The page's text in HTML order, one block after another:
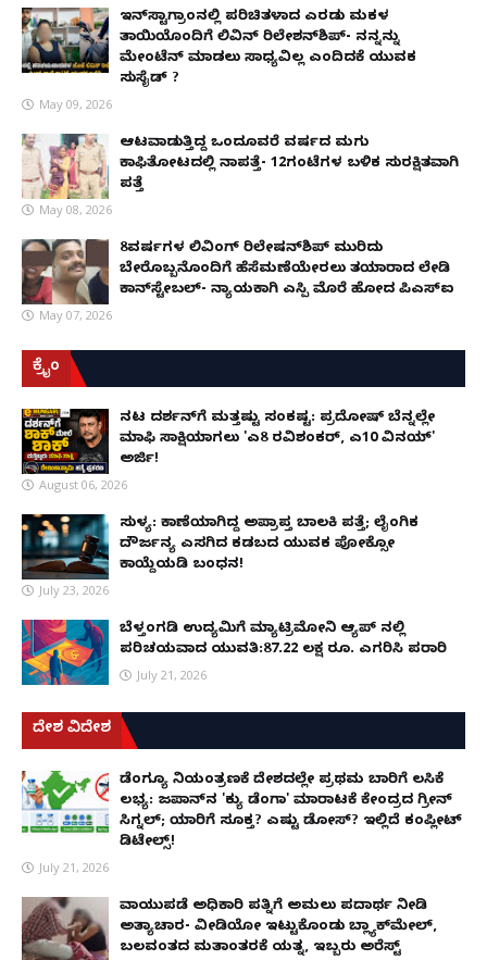
ಇನ್​ಸ್ಟಾಗ್ರಾಂನಲ್ಲಿ ಪರಿಚಿತಳಾದ ಎರಡು ಮಕ್ಕಳ
ತಾಯಿಯೊಂದಿಗೆ ಲಿವಿನ್ ರಿಲೇಶನ್​ಶಿಪ್- ನನ್ನನ್ನು
ಮೇಂಟೆನ್ ಮಾಡಲು ಸಾಧ್ಯವಿಲ್ಲ ಎಂದಿದಕ್ಕೆ ಯುವಕ
ಸುಸೈಡ್ ?
May 09, 2026
ಆಟವಾಡುತ್ತಿದ್ದ ಒಂದೂವರೆ ವರ್ಷದ ಮಗು
ಕಾಫಿತೋಟದಲ್ಲಿ ನಾಪತ್ತೆ- 12ಗಂಟೆಗಳ ಬಳಿಕ ಸುರಕ್ಷಿತವಾಗಿ
ಪತ್ತೆ
May 08, 2026
8ವರ್ಷಗಳ ಲಿವಿಂಗ್‌ ರಿಲೇಷನ್‌ಶಿಪ್ ಮುರಿದು
ಬೇರೊಬ್ಬನೊಂದಿಗೆ ಹೆಸೆಮಣೆಯೇರಲು ತಯಾರಾದ ಲೇಡಿ
ಕಾನ್‌ಸ್ಟೇಬಲ್- ನ್ಯಾಯಕ್ಕಾಗಿ ಎಸ್ಪಿ ಮೊರೆ ಹೋದ ಪಿಎಸ್ಐ
May 07, 2026
ಕ್ರೈಂ
ನಟ ದರ್ಶನ್‌ಗೆ ಮತ್ತಷ್ಟು ಸಂಕಷ್ಟ: ಪ್ರದೋಷ್ ಬೆನ್ನಲ್ಲೇ
ಮಾಫಿ ಸಾಕ್ಷಿಯಾಗಲು 'ಎ8 ರವಿಶಂಕರ್, ಎ10 ವಿನಯ್'
ಅರ್ಜಿ!
August 06, 2026
ಸುಳ್ಯ: ಕಾಣೆಯಾಗಿದ್ದ ಅಪ್ರಾಪ್ತ ಬಾಲಕಿ ಪತ್ತೆ; ಲೈಂಗಿಕ
ದೌರ್ಜನ್ಯ ಎಸಗಿದ ಕಡಬದ ಯುವಕ ಪೋಕ್ಸೋ
ಕಾಯ್ದೆಯಡಿ ಬಂಧನ!
July 23, 2026
ಬೆಳ್ತಂಗಡಿ ಉದ್ಯಮಿಗೆ ಮ್ಯಾಟ್ರಿಮೋನಿ ಆ್ಯಪ್ ನಲ್ಲಿ
ಪರಿಚಯವಾದ ಯುವತಿ:87.22 ಲಕ್ಷ ರೂ. ಎಗರಿಸಿ ಪರಾರಿ
July 21, 2026
ದೇಶ ವಿದೇಶ
ಡೆಂಗ್ಯೂ ನಿಯಂತ್ರಣಕ್ಕೆ ದೇಶದಲ್ಲೇ ಪ್ರಥಮ ಬಾರಿಗೆ ಲಸಿಕೆ
ಲಭ್ಯ: ಜಪಾನ್‌ನ 'ಕ್ಯು ಡೆಂಗಾ' ಮಾರಾಟಕ್ಕೆ ಕೇಂದ್ರದ ಗ್ರೀನ್
ಸಿಗ್ನಲ್; ಯಾರಿಗೆ ಸೂಕ್ತ? ಎಷ್ಟು ಡೋಸ್? ಇಲ್ಲಿದೆ ಕಂಪ್ಲೀಟ್
ಡಿಟೇಲ್ಸ್!
July 21, 2026
ವಾಯುಪಡೆ ಅಧಿಕಾರಿ ಪತ್ನಿಗೆ ಅಮಲು ಪದಾರ್ಥ ನೀಡಿ
ಅತ್ಯಾಚಾರ- ವೀಡಿಯೋ ಇಟ್ಟುಕೊಂಡು ಬ್ಲ್ಯಾಕ್‌ಮೇಲ್,
ಬಲವಂತದ ಮತಾಂತರಕ್ಕೆ ಯತ್ನ, ಇಬ್ಬರು ಅರೆಸ್ಟ್